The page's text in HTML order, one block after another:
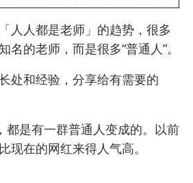
人人都是老师」的趋势，很多
名的老师，而是很多“普通人”。
处和经验，分享给有需要的
都是有一群普通人变成的。以前
现在的网红来得人气高。